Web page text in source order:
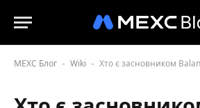
MEXC Блог - Wiki - Хто є засновником